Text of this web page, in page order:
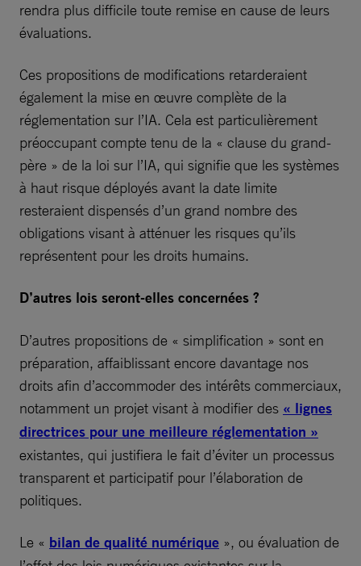
rendra plus difficile toute remise en cause de leurs
évaluations.
Ces propositions de modifications retarderaient
également la mise en œuvre complète de la
réglementation sur l’IA. Cela est particulièrement
préoccupant compte tenu de la « clause du grand-
père » de la loi sur l’IA, qui signifie que les systèmes
à haut risque déployés avant la date limite
resteraient dispensés d’un grand nombre des
obligations visant à atténuer les risques qu’ils
représentent pour les droits humains.
D’autres lois seront-elles concernées ?
D’autres propositions de « simplification » sont en
préparation, affaiblissant encore davantage nos
droits afin d’accommoder des intérêts commerciaux,
notamment un projet visant à modifier des « lignes
directrices pour une meilleure réglementation »
existantes, qui justifiera le fait d’éviter un processus
transparent et participatif pour l’élaboration de
politiques.
Le « bilan de qualité numérique », ou évaluation de